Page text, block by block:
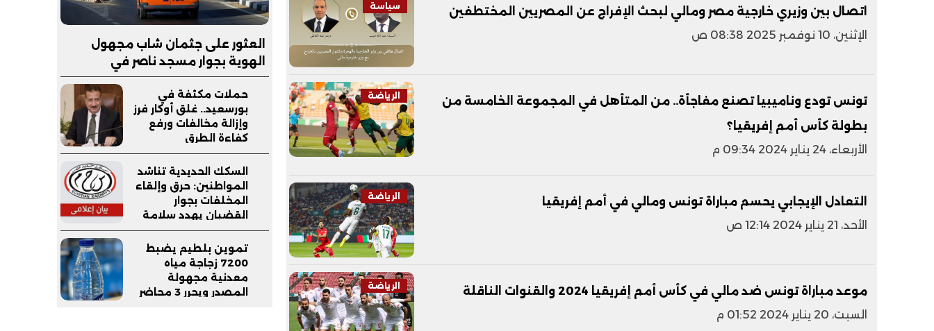
سياسة
اتصال بين وزيري خارجية مصر ومالي لبحث الإفراج عن المصريين المختطفين
الإثنين، 10 نوفمبر 2025 08:38 ص
الرياضة
تونس تودع وناميبيا تصنع مفاجأة.. من المتأهل في المجموعة الخامسة من
بطولة كأس أمم إفريقيا؟
الأربعاء، 24 يناير 2024 09:34 م
الرياضة
التعادل الإيجابي يحسم مباراة تونس ومالي في أمم إفريقيا
الأحد، 21 يناير 2024 12:14 ص
الرياضة
موعد مباراة تونس ضد مالي في كأس أمم إفريقيا 2024 والقنوات الناقلة
السبت، 20 يناير 2024 01:52 م
العثور على جثمان شاب مجهول
الهوية بجوار مسجد ناصر في
سنورس.. والتحقيقات تكشف
ملابسات الواقعة
حملات مكثفة في
بورسعيد.. غلق أوكار فرز
وإزالة مخالفات ورفع
كفاءة الطرق
السكك الحديدية تناشد
المواطنين: حرق وإلقاء
المخلفات بجوار
القضبان يهدد سلامة
القطارات والركاب
تموين بلطيم يضبط
7200 زجاجة مياه
معدنية مجهولة
المصدر ويحرر 3 محاضر